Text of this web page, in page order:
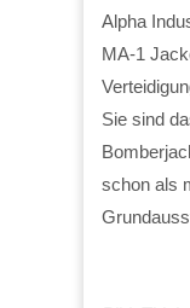
Alpha
MA-1
Sie sind
schon als